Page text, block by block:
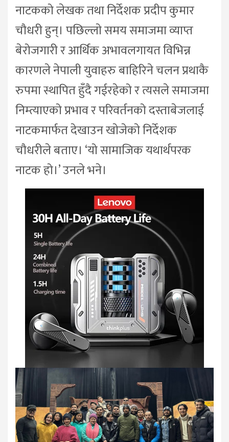
नाटकको लेखक तथा निर्देशक प्रदीप कुमार
चौधरी हुन्। पछिल्लाे समय समाजमा व्याप्त
बेरोजगारी र आर्थिक अभावलगायत विभिन्न
कारणले नेपाली युवाहरु बाहिरिने चलन प्रथाकै
रुपमा स्थापित हुँदै गईरहेको र त्यसले समाजमा
निम्त्याएको प्रभाव र परिवर्तनको दस्ताबेजलाई
नाटकमार्फत देखाउन खाेजेकाे निर्देशक
चौधरीले बताए। ‘यो सामाजिक यथार्थपरक
नाटक हो।’ उनले भने।